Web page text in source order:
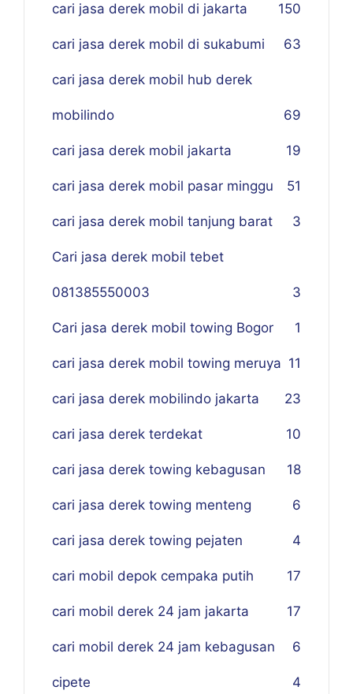
cari jasa derek mobil di jakarta 150
cari jasa derek mobil di sukabumi 63
cari jasa derek mobil hub derek
mobilindo 69
cari jasa derek mobil jakarta 19
cari jasa derek mobil pasar minggu 51
cari jasa derek mobil tanjung barat 3
Cari jasa derek mobil tebet
081385550003 3
Cari jasa derek mobil towing Bogor 1
cari jasa derek mobil towing meruya 11
cari jasa derek mobilindo jakarta 23
cari jasa derek terdekat 10
cari jasa derek towing kebagusan 18
cari jasa derek towing menteng 6
cari jasa derek towing pejaten 4
cari mobil depok cempaka putih 17
cari mobil derek 24 jam jakarta 17
cari mobil derek 24 jam kebagusan 6
cipete 4